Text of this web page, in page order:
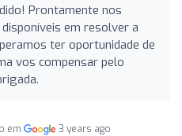
Prontamente nos
em resolver a
ter oportunidade de
vos compensar pelo
em 3 years ago